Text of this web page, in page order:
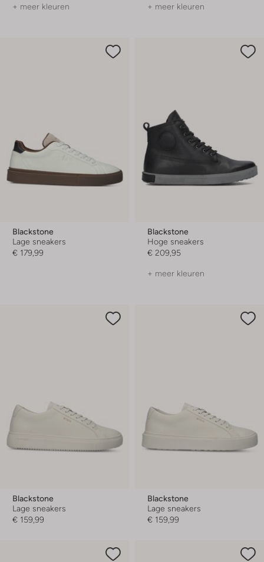
+ meer kleuren + meer kleuren
Blackstone
Lage sneakers
€ 179,99
Blackstone
Hoge sneakers
€ 209,95
+ meer kleuren
Blackstone
Lage sneakers
€ 159,99
Blackstone
Lage sneakers
€ 159,99